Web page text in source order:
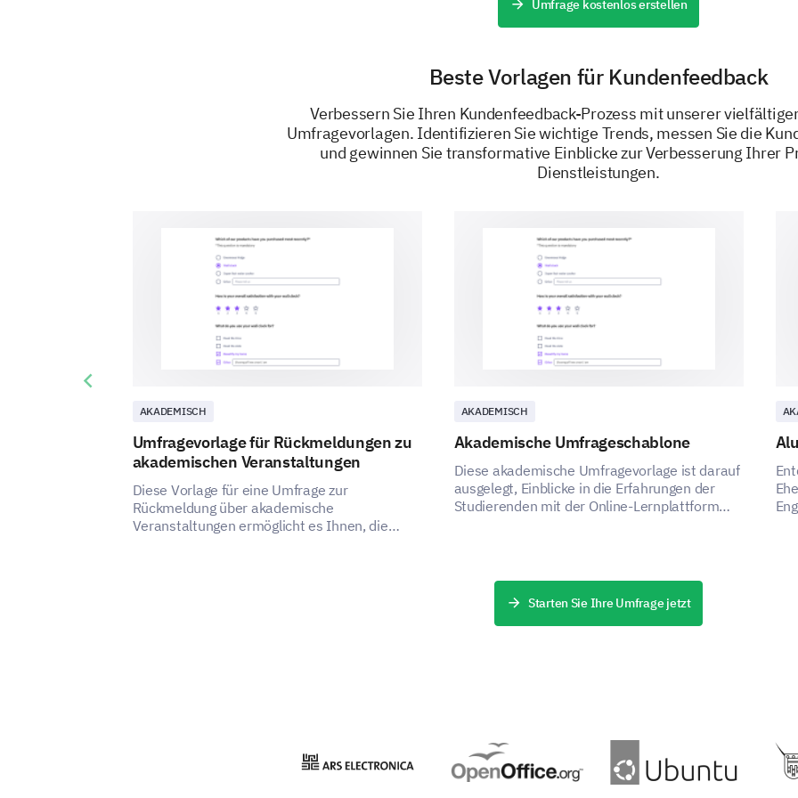
unseres Produkts?
Überhaupt nicht wichtig
Welche Art von Rabatten oder Angeboten
Saisonale Rabatte
Bündelpreise
Mengennachlässe
Sonstiges:
BEREITGESTELLT VON
Umfrage kostenlos erstellen
Beste Vorlagen für Kundenfeedback
Verbessern Sie Ihren Kundenfeedback-Prozess mit unserer
Umfragevorlagen. Identifizieren Sie wichtige Trends, messen Sie die
und gewinnen Sie transformative Einblicke zur Verbesserung Ihrer
Dienstleistungen.
AKADEMISCH
Umfragevorlage für Rückmeldungen zu
akademischen Veranstaltungen
Diese Vorlage für eine Umfrage zur
Rückmeldung über akademische
Veranstaltungen ermöglicht es Ihnen, die
AKADEMISCH
Akademische Umfrageschablone
Diese akademische Umfragevorlage ist darauf
ausgelegt, Einblicke in die Erfahrungen der
Studierenden mit der Online-Lernplattform
Plattform zu steigern.
Previous slide
Starten Sie Ihre Umfrage jetzt